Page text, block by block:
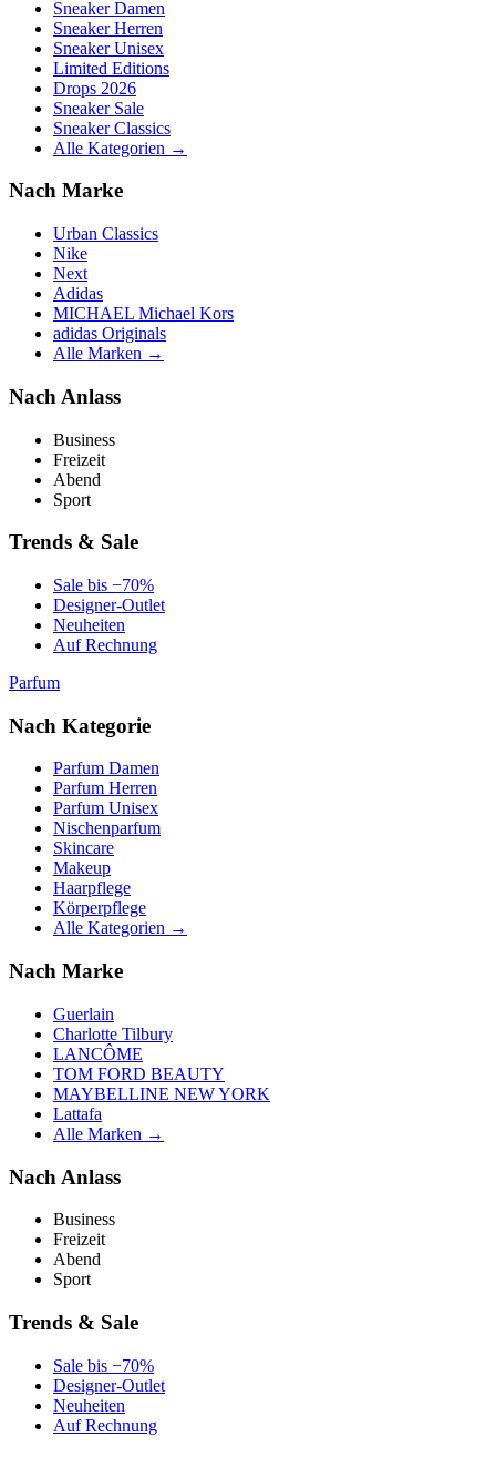
Sneaker Damen
Sneaker Herren
Sneaker Unisex
Limited Editions
Drops 2026
Sneaker Sale
Sneaker Classics
Alle Kategorien →
Nach Marke
Urban Classics
Nike
Next
Adidas
MICHAEL Michael Kors
adidas Originals
Alle Marken →
Nach Anlass
Business
Freizeit
Abend
Sport
Trends & Sale
Sale bis −70%
Designer-Outlet
Neuheiten
Auf Rechnung
Parfum
Nach Kategorie
Parfum Damen
Parfum Herren
Parfum Unisex
Nischenparfum
Skincare
Makeup
Haarpflege
Körperpflege
Alle Kategorien →
Nach Marke
Guerlain
Charlotte Tilbury
LANCÔME
TOM FORD BEAUTY
MAYBELLINE NEW YORK
Lattafa
Alle Marken →
Nach Anlass
Business
Freizeit
Abend
Sport
Trends & Sale
Sale bis −70%
Designer-Outlet
Neuheiten
Auf Rechnung